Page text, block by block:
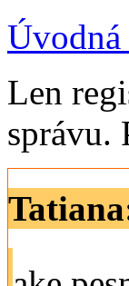
Úvodná
Len
správu.